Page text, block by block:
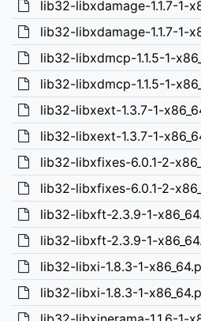
lib32-libxdamage-1.1.7-1-
lib32-libxdamage-1.1.7-1-
lib32-libxdmcp-1.1.5-1-
lib32-libxdmcp-1.1.5-1-
lib32-libxext-1.3.7-1-
lib32-libxext-1.3.7-1-
lib32-libxfixes-6.0.1-2-
lib32-libxfixes-6.0.1-2-
lib32-libxft-2.3.9-1-
lib32-libxft-2.3.9-1-
lib32-libxi-1.8.3-1-
lib32-libxi-1.8.3-1-